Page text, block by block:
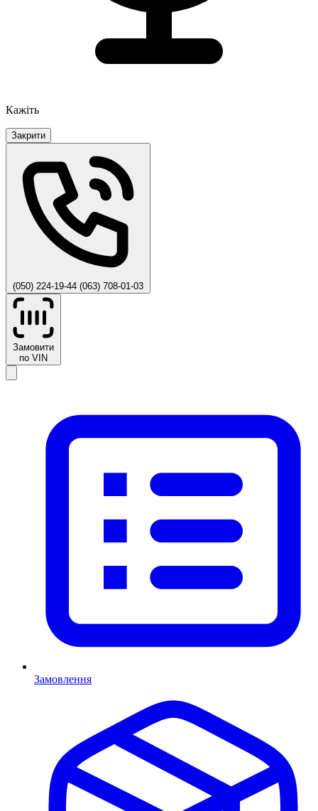
Кажіть
Закрити
(050) 224-19-44 (063) 708-01-03
Замовити
по VIN
Замовлення